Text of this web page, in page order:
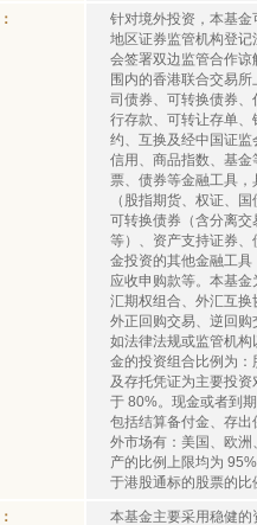
针对境外投资，本基
地区证券监管机构登
会签署双边监管合作
围内的香港联合交易
司债券、可转换债券
行存款、可转让存单
约、互换及经中国证
信用、商品指数、基
票、债券等金融工具
（股指期货、权证、
可转换债券（含分离
等）、资产支持证券
金投资的其他金融工
应收申购款等。本基
汇期权组合、外汇互
外正回购交易、逆回
如法律法规或监管机
金的投资组合比例为
及存托凭证为主要投
于 80%。现金或者到
包括结算备付金、存
外市场有：美国、欧
产的比例上限均为
于港股通标的股票的
本基金主要采用稳健